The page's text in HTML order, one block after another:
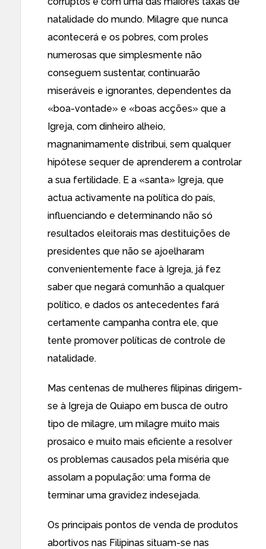
natalidade do mundo. Milagre que nunca
acontecerá e os pobres, com proles
numerosas que simplesmente não
conseguem sustentar, continuarão
miseráveis e ignorantes, dependentes da
«boa-vontade» e «boas acções» que a
Igreja, com dinheiro alheio,
magnanimamente distribui, sem qualquer
hipótese sequer de aprenderem a controlar
a sua fertilidade. E a «santa» Igreja, que
actua activamente na política do país,
influenciando e determinando não só
resultados eleitorais mas destituições de
presidentes que não se ajoelharam
convenientemente face à Igreja, já fez
saber que negará comunhão a qualquer
político, e dados os antecedentes fará
certamente campanha contra ele, que
tente promoverpolíticas de controle de
natalidade.
Mas centenas de mulheres filipinas dirigem-
se à Igreja de Quiapo em busca de outro
tipo de milagre, um milagre muito mais
prosaico e muito mais eficiente a resolver
os problemas causados pela miséria que
assolam a população: uma forma de
terminar uma gravidez indesejada.
Os principais pontos de venda de produtos
abortivos nas Filipinas situam-se nas